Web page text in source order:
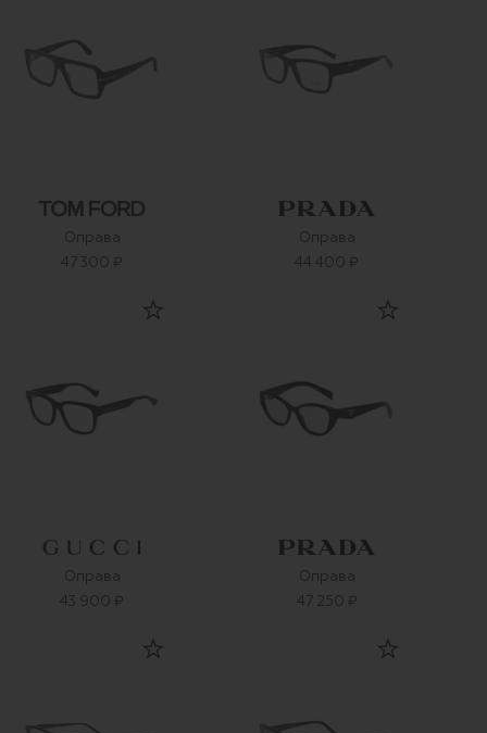
Оправа
47 300 ₽
Оправа
44 400 ₽
Оправа
43 900 ₽
Оправа
47 250 ₽